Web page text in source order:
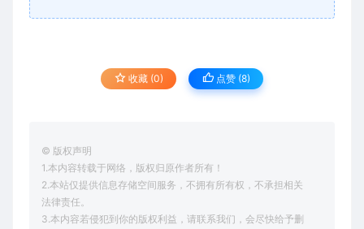
收藏 (0) 点赞 (8)
© 版权声明
1.本内容转载于网络，版权归原作者所有！
2.本站仅提供信息存储空间服务，不拥有所有权，不承担相关
法律责任。
3.本内容若侵犯到你的版权利益，请联系我们，会尽快给予删